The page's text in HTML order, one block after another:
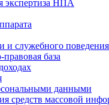
экспертиза НПА
и служебного
база
данными
средств массовой